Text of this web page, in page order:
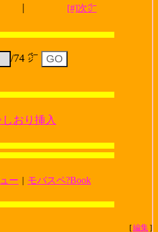
[#]次㌻
/74 ㌻
おり挿入
ー | モバスペ?Book
[編集]